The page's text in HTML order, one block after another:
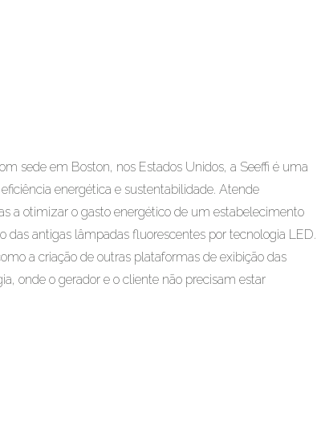
sede em Boston, nos Estados Unidos, a Seeffi é uma
energética e sustentabilidade. Atende
a otimizar o gasto energético de um estabelecimento
das antigas lâmpadas fluorescentes por tecnologia LED.
a criação de outras plataformas de exibição das
onde o gerador e o cliente não precisam estar